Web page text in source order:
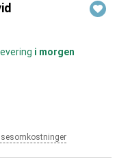
i morgen